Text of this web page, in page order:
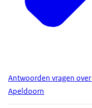
Antwoorden vragen
Apeldoorn